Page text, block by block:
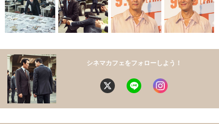
シネマカフェをフォローしよう！